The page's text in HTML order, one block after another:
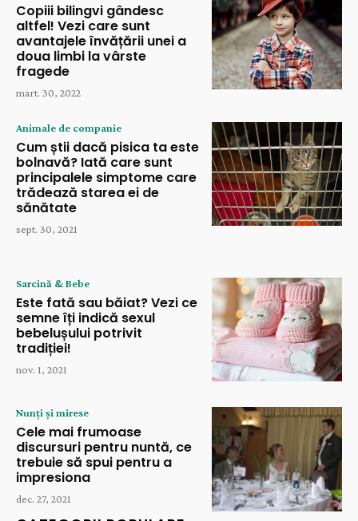
Copiii bilingvi gândesc
altfel! Vezi care sunt
avantajele învățării unei a
doua limbi la vârste
fragede
mart. 30, 2022
Animale de companie
Cum știi dacă pisica ta este
bolnavă? Iată care sunt
principalele simptome care
trădează starea ei de
sănătate
sept. 30, 2021
Sarcină & Bebe
Este fată sau băiat? Vezi ce
semne îți indică sexul
bebelușului potrivit
tradiției!
nov. 1, 2021
Nunți și mirese
Cele mai frumoase
discursuri pentru nuntă, ce
trebuie să spui pentru a
impresiona
dec. 27, 2021